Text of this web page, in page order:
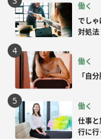
働く
でし
対処法
働く
「自
働く
仕事
行に